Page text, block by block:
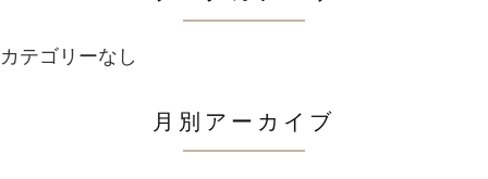
カテゴリーなし
月別アーカイブ